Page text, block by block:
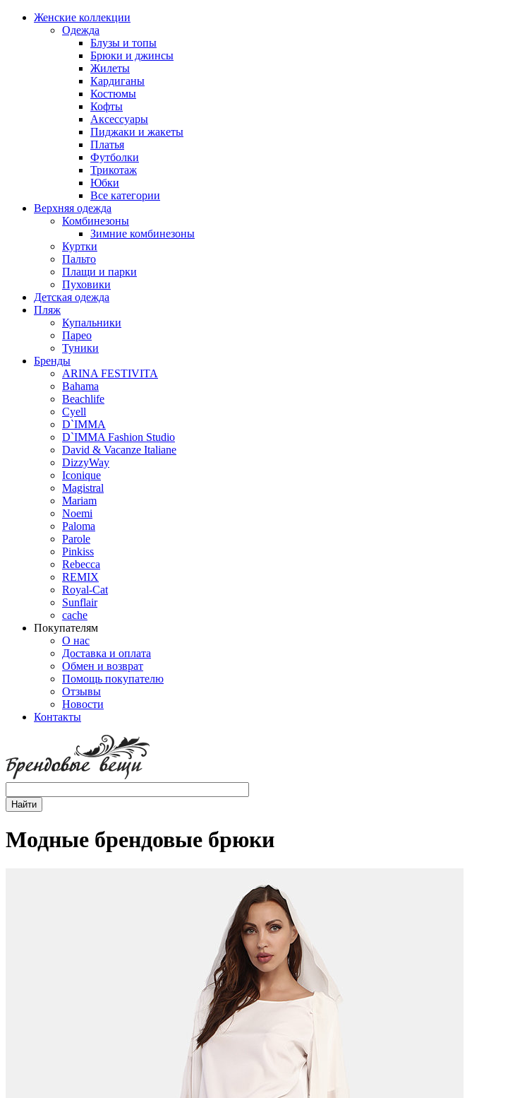
Женские коллекции
Одежда
Блузы и топы
Брюки и джинсы
Жилеты
Кардиганы
Костюмы
Кофты
Аксессуары
Пиджаки и жакеты
Платья
Футболки
Трикотаж
Юбки
Все категории
Верхняя одежда
Комбинезоны
Зимние комбинезоны
Куртки
Пальто
Плащи и парки
Пуховики
Детская одежда
Пляж
Купальники
Парео
Туники
Бренды
ARINA FESTIVITA
Bahama
Beachlife
Cyell
D`IMMA
D`IMMA Fashion Studio
David & Vacanze Italiane
DizzyWay
Iconique
Magistral
Mariam
Noemi
Paloma
Parole
Pinkiss
Rebecca
REMIX
Royal-Cat
Sunflair
cache
Покупателям
О нас
Доставка и оплата
Обмен и возврат
Помощь покупателю
Отзывы
Новости
Контакты
Модные брендовые брюки